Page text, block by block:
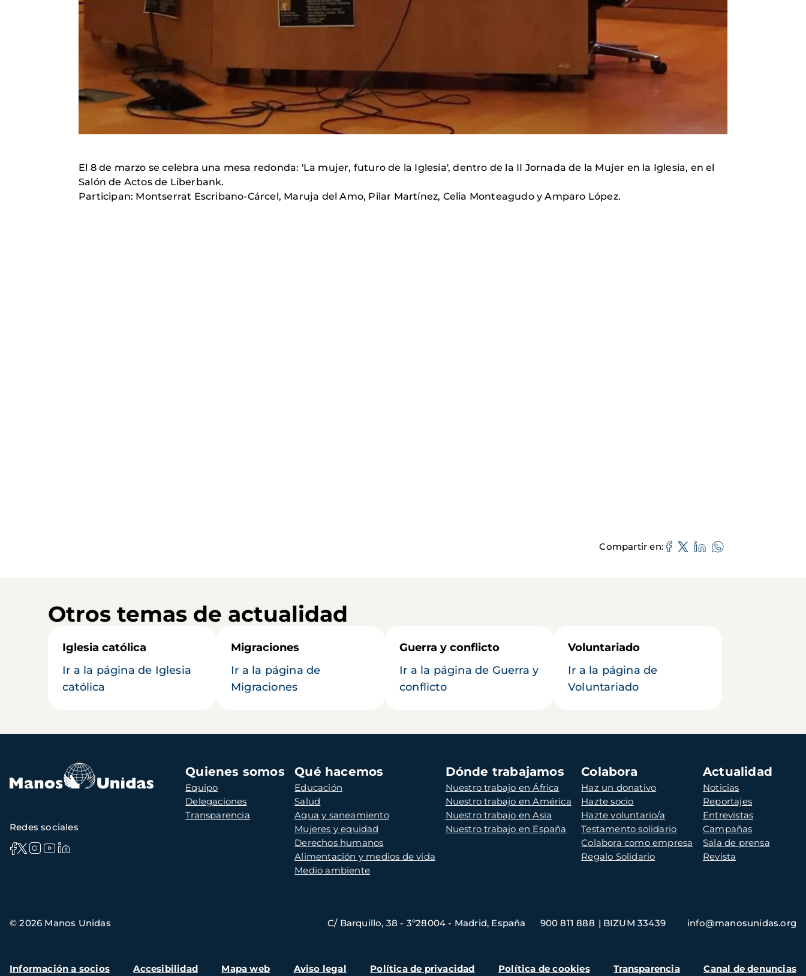
El 8 de marzo se celebra una mesa redonda: 'La mujer, futuro de la Iglesia', dentro de la II Jornada de la Mujer en la Iglesia, en el
Salón de Actos de Liberbank.
Participan: Montserrat Escribano-Cárcel, Maruja del Amo, Pilar Martínez, Celia Monteagudo y Amparo López.
Compartir en
Otros temas de actualidad
Iglesia católica
Ir a la página de Iglesia
católica
Migraciones
Ir a la página de
Migraciones
Guerra y conflicto
Ir a la página de Guerra y
conflicto
Voluntariado
Ir a la página de
Voluntariado
Navegación
principal
Quienes somos
Equipo
Delegaciones
Transparencia
Qué hacemos
Educación
Salud
Agua y saneamiento
Mujeres y equidad
Derechos humanos
Alimentación y medios de vida
Medio ambiente
Dónde trabajamos
Nuestro trabajo en África
Nuestro trabajo en América
Nuestro trabajo en Asia
Nuestro trabajo en España
Colabora
Haz un donativo
Hazte socio
Hazte voluntario/a
Testamento solidario
Colabora como empresa
Regalo Solidario
Actualidad
Noticias
Reportajes
Entrevistas
Campañas
Sala de prensa
Revista
Redes sociales
de
© 2026 Manos Unidas C/ Barquillo, 38 - 3º28004 - Madrid, España 900 811 888 BIZUM 33439 info@manosunidas.org
Menú
Información a socios Accesibilidad Mapa web Aviso legal Política de privacidad Política de cookies Transparencia Canal de denuncias